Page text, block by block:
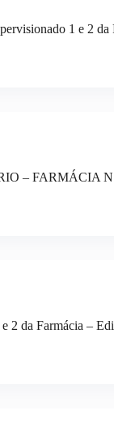
1 e 2
– FARMÁCIA
2 da Farmácia –